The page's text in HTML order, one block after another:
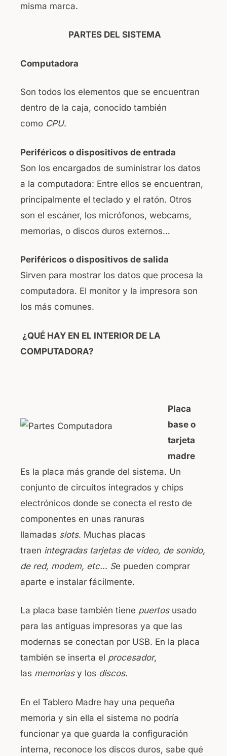
misma marca.
PARTES DEL SISTEMA
Computadora
Son todos los elementos que se encuentran
dentro de la caja, conocido también
como CPU.
Periféricos o dispositivos de entrada
Son los encargados de suministrar los datos
a la computadora: Entre ellos se encuentran,
principalmente el teclado y el ratón. Otros
son el escáner, los micrófonos, webcams,
memorias, o discos duros externos…
Periféricos o dispositivos de salida
Sirven para mostrar los datos que procesa la
computadora. El monitor y la impresora son
los más comunes.
¿QUÉ HAY EN EL INTERIOR DE LA
COMPUTADORA?
Placa
base o
tarjeta
madre
Es la placa más grande del sistema. Un
conjunto de circuitos integrados y chips
electrónicos donde se conecta el resto de
componentes en unas ranuras
llamadas slots. Muchas placas
traen integradas tarjetas de video, de sonido,
de red, modem, etc… Se pueden comprar
aparte e instalar fácilmente.
La placa base también tiene puertos usado
para las antiguas impresoras ya que las
modernas se conectan por USB. En la placa
también se inserta el procesador,
las memoriasy los discos.
En el Tablero Madre hay una pequeña
memoria y sin ella el sistema no podría
funcionar ya que guarda la configuración
interna, reconoce los discos duros, sabe qué